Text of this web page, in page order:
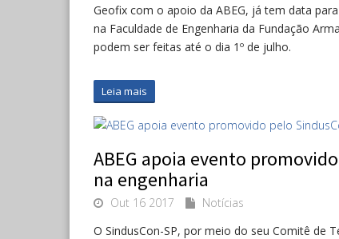
Geofix com o apoio da ABEG, já tem data
na Faculdade de Engenharia da Fundação
podem ser feitas até o dia 1º de julho.
Leia mais
ABEG apoia evento
na engenharia
Out 16 2017
Notícias
O SindusCon-SP, por meio do seu Comitê de